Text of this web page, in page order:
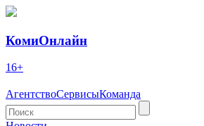
КомиОнлайн
16+
АгентствоСервисыКоманда